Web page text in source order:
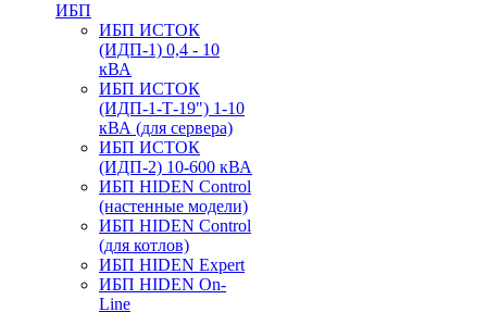
ИБП
ИБП ИСТОК
(ИДП-1) 0,4 - 10
кВА
ИБП ИСТОК
(ИДП-1-Т-19") 1-10
кВА (для сервера)
ИБП ИСТОК
(ИДП-2) 10-600 кВА
ИБП HIDEN Control
(настенные модели)
ИБП HIDEN Control
(для котлов)
ИБП HIDEN Expert
ИБП HIDEN On-
Line